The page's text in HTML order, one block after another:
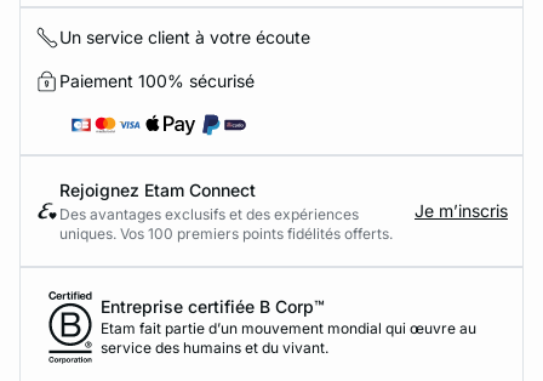
Un service client à votre écoute
Paiement 100% sécurisé
Rejoignez Etam Connect
Des avantages exclusifs et des expériences
uniques. Vos 100 premiers points fidélités offerts.
Je m’inscris
Entreprise certifiée B Corp™
Etam fait partie d’un mouvement mondial qui œuvre au
service des humains et du vivant.